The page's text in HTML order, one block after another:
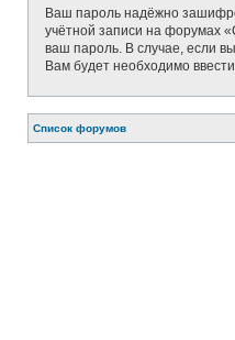
Ваш пароль надёжно
учётной записи на форумах
ваш пароль. В случае, если
Вам будет необходимо
Список форумов